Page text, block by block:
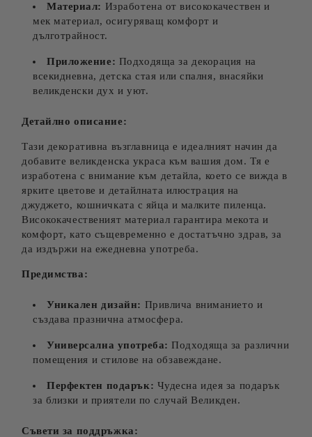
Материал: Изработена от висококачествен и
мек материал, осигуряващ комфорт и
дълготрайност.
Приложение: Подходяща за декорация на
всекидневна, детска стая или спалня, внасяйки
великденски дух и уют.
Детайлно описание:
Тази декоративна възглавница е идеалният начин да
добавите великденска украса към вашия дом. Тя е
изработена с внимание към детайла, което се вижда в
ярките цветове и детайлната илюстрация на
джуджето, кошничката с яйца и малките пиленца.
Висококачественият материал гарантира мекота и
комфорт, като същевременно е достатъчно здрав, за
да издържи на ежедневна употреба.
Предимства:
Уникален дизайн: Привлича вниманието и
създава празнична атмосфера.
Универсална употреба: Подходяща за различни
помещения и стилове на обзавеждане.
Перфектен подарък: Чудесна идея за подарък
за близки и приятели по случай Великден.
Съвети за поддръжка: